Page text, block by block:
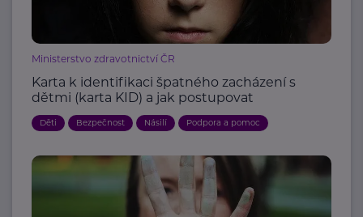
Ministerstvo zdravotnictví ČR
Karta k identifikaci špatného zacházení s
dětmi (karta KID) a jak postupovat
Děti Bezpečnost Násilí Podpora a pomoc